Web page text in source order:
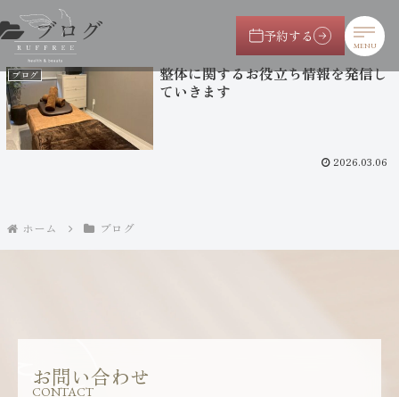
予約する
MENU
ブログ
ブログ
整体に関するお役立ち情報を発信し
ていきます
2026.03.06
ホーム ブログ
お問い合わせ
CONTACT